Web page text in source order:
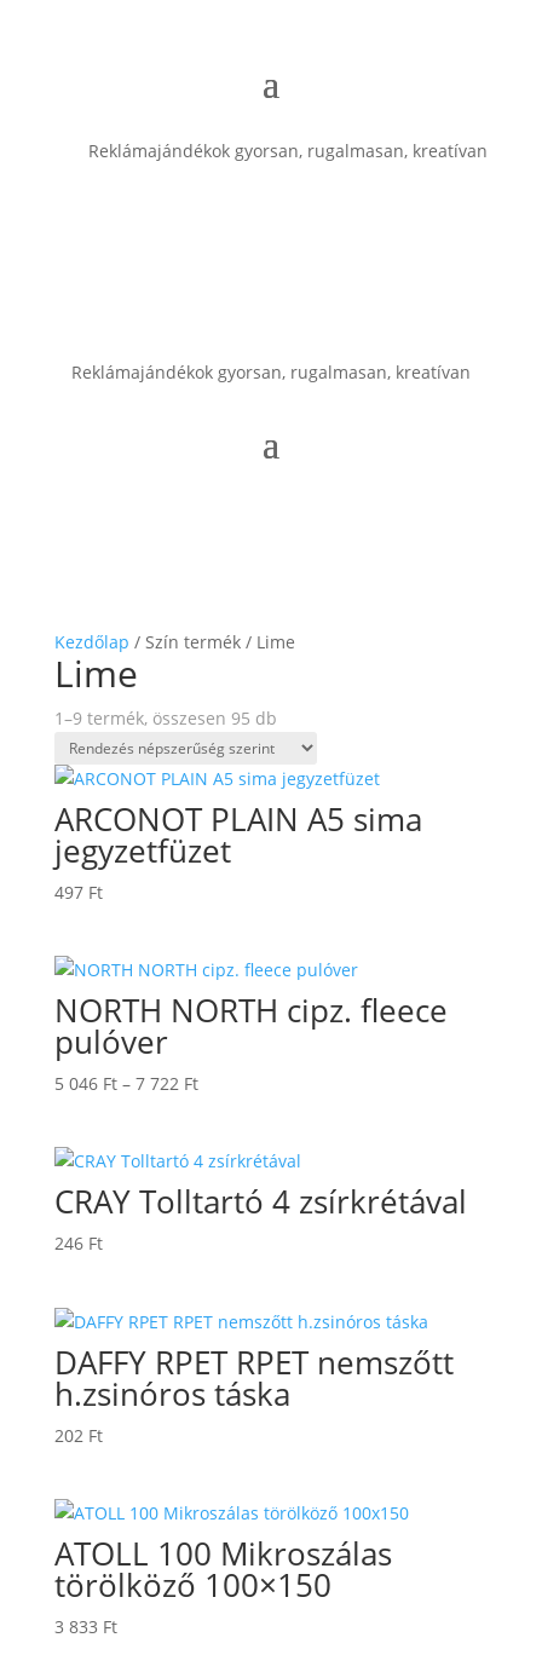
Reklámajándékok gyorsan, rugalmasan, kreatívan
Reklámajándékok gyorsan, rugalmasan, kreatívan
Kezdőlap / Szín termék / Lime
Lime
1–9 termék, összesen 95 dbSorted
popularity
ARCONOT PLAIN A5 sima
jegyzetfüzet
497 Ft
NORTH NORTH cipz. fleece
pulóver
5 046 Ft – 7 722 FtÁrtartomány:
-
7
CRAY Tolltartó 4 zsírkrétával
246 Ft
DAFFY RPET RPET nemszőtt
h.zsinóros táska
202 Ft
ATOLL 100 Mikroszálas
törölköző 100×150
3 833 Ft